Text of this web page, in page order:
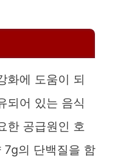
화에 도움이 되
되어 있는 음식
한 공급원인 호
7g의 단백질을 함